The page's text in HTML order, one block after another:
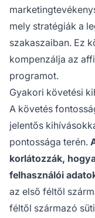
mely stratégiák a
szakaszaiban. Ez
kompenzálja az
programot.
Gyakori követési
A követés
jelentős
pontossága terén.
korlátozzák,
felhasználói
az első féltől
féltől származó